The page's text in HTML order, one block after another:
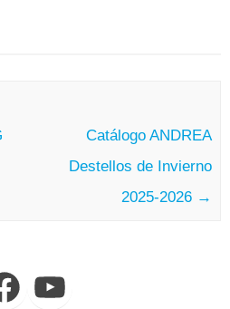
Catálogo ANDREA
Destellos de Invierno
2025-2026 →
YouTube